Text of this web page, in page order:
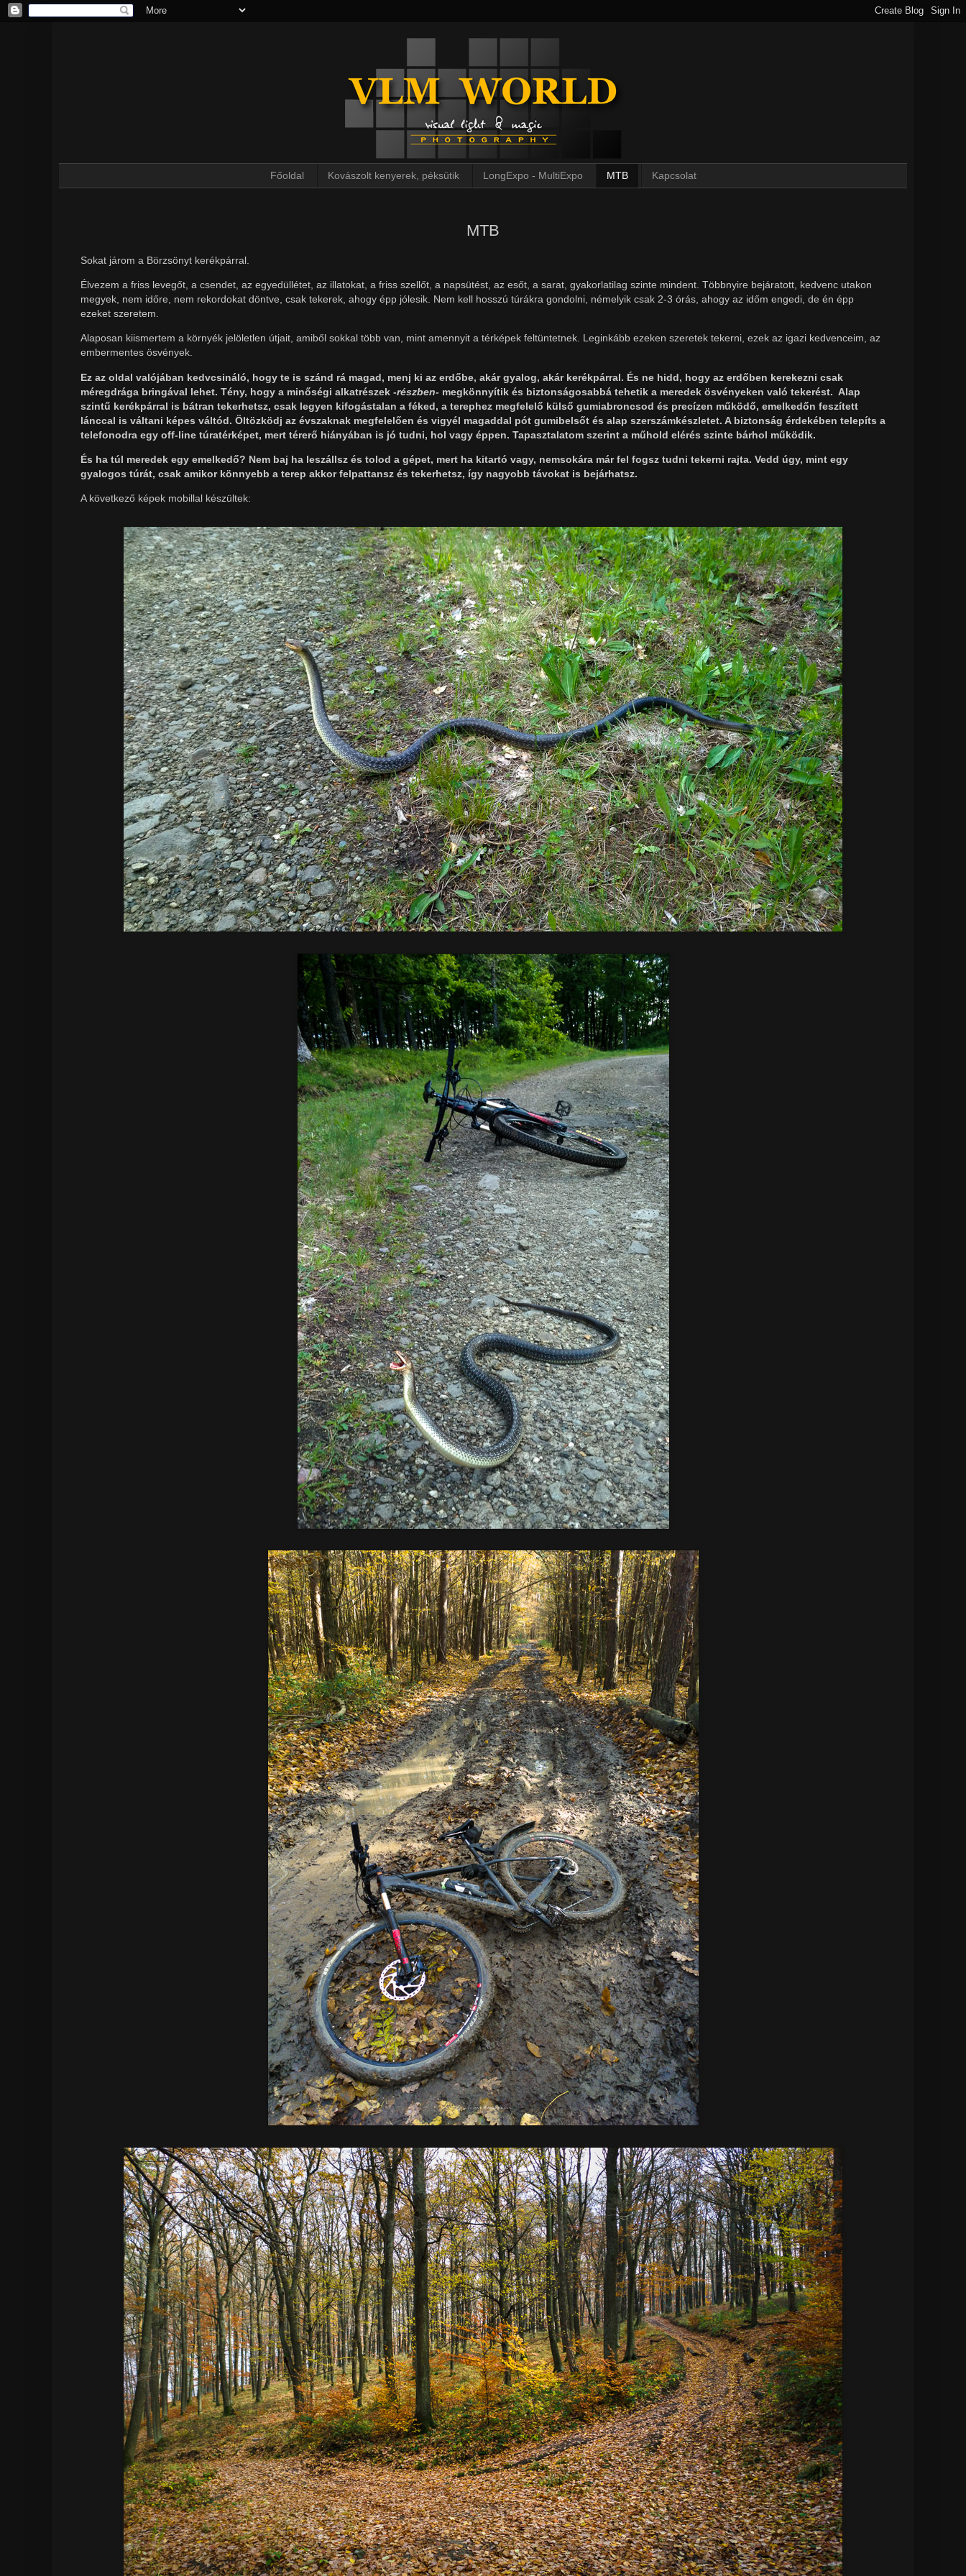
Főoldal Kovászolt kenyerek, péksütik LongExpo - MultiExpo MTB Kapcsolat
MTB
Sokat járom a Börzsönyt kerékpárral.
Élvezem a friss levegőt, a csendet, az egyedüllétet, az illatokat, a friss szellőt, a napsütést, az esőt, a sarat, gyakorlatilag szinte mindent. Többnyire bejáratott, kedvenc utakon
megyek, nem időre, nem rekordokat döntve, csak tekerek, ahogy épp jólesik. Nem kell hosszú túrákra gondolni, némelyik csak 2-3 órás, ahogy az időm engedi, de én épp
ezeket szeretem.
Alaposan kiismertem a környék jelöletlen útjait, amiből sokkal több van, mint amennyit a térképek feltüntetnek. Leginkább ezeken szeretek tekerni, ezek az igazi kedvenceim, az
embermentes ösvények.
Ez az oldal valójában kedvcsináló, hogy te is szánd rá magad, menj ki az erdőbe, akár gyalog, akár kerékpárral. És ne hidd, hogy az erdőben kerekezni csak
méregdrága bringával lehet. Tény, hogy a minőségi alkatrészek -részben- megkönnyítik és biztonságosabbá tehetik a meredek ösvényeken való tekerést. Alap
szintű kerékpárral is bátran tekerhetsz, csak legyen kifogástalan a féked, a terephez megfelelő külső gumiabroncsod és precízen működő, emelkedőn feszített
lánccal is váltani képes váltód. Öltözködj az évszaknak megfelelően és vigyél magaddal pót gumibelsőt és alap szerszámkészletet. A biztonság érdekében telepíts a
telefonodra egy off-line túratérképet, mert térerő hiányában is jó tudni, hol vagy éppen. Tapasztalatom szerint a műhold elérés szinte bárhol működik.
És ha túl meredek egy emelkedő? Nem baj ha leszállsz és tolod a gépet, mert ha kitartó vagy, nemsokára már fel fogsz tudni tekerni rajta. Vedd úgy, mint egy
gyalogos túrát, csak amikor könnyebb a terep akkor felpattansz és tekerhetsz, így nagyobb távokat is bejárhatsz.
A következő képek mobillal készültek: